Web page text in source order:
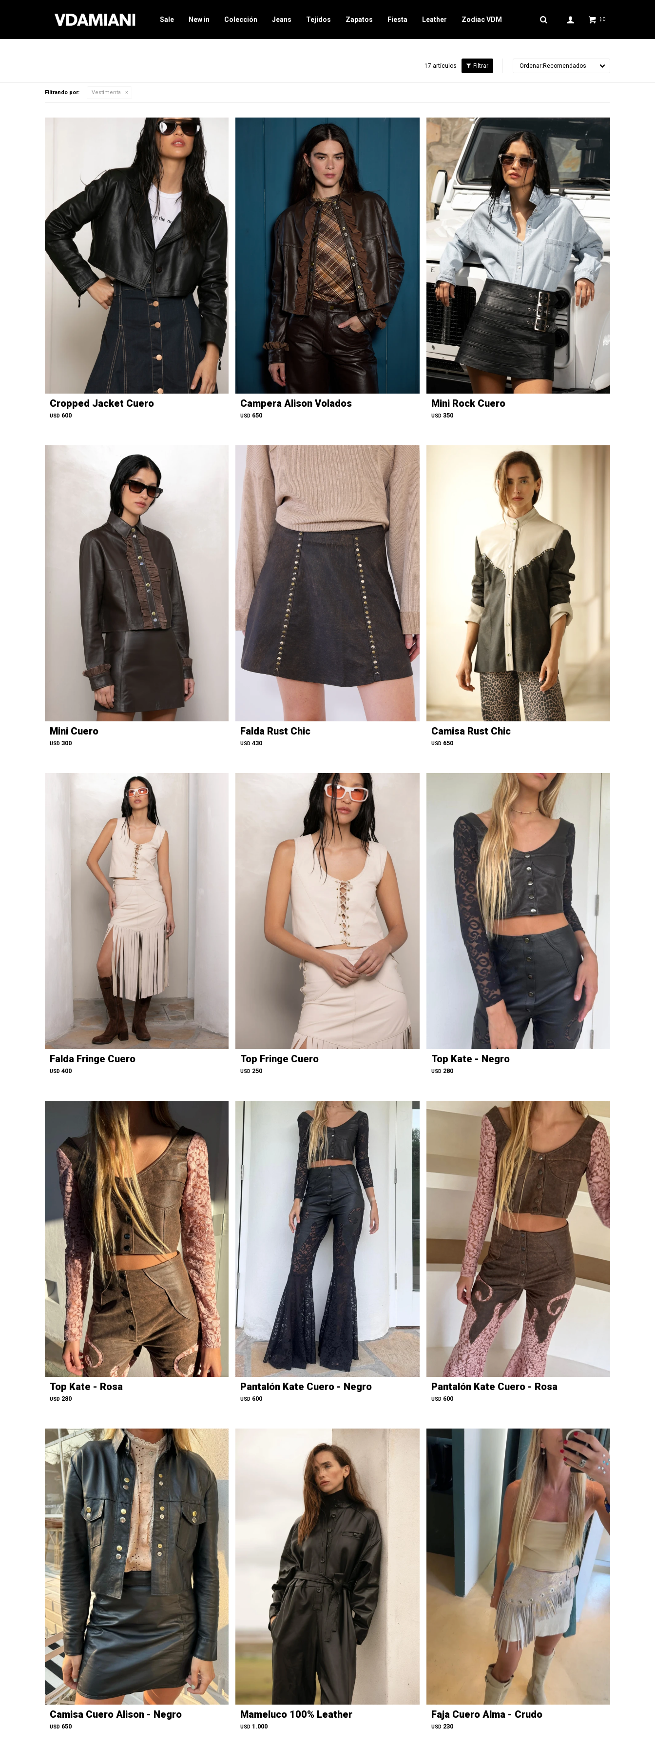
Sale New in Colección Jeans Tejidos Zapatos Fiesta Leather Zodiac VDM $ 0
17 artículos Recomendados
Filtrando por: Vestimenta
Cropped Jacket Cuero
USD 600
Campera Alison Volados
USD 650
Mini Rock Cuero
USD 350
Mini Cuero
USD 300
Falda Rust Chic
USD 430
Camisa Rust Chic
USD 650
Falda Fringe Cuero
USD 400
Top Fringe Cuero
USD 250
Top Kate - Negro
USD 280
Top Kate - Rosa
USD 280
Pantalón Kate Cuero - Negro
USD 600
Pantalón Kate Cuero - Rosa
USD 600
Camisa Cuero Alison - Negro
USD 650
Mameluco 100% Leather
USD 1.000
Faja Cuero Alma - Crudo
USD 230